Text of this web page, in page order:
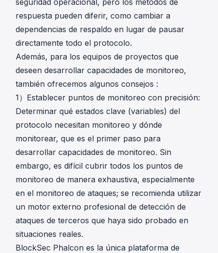
seguridad operacional, pero los métodos de
respuesta pueden diferir, como cambiar a
dependencias de respaldo en lugar de pausar
directamente todo el protocolo.
Además, para los equipos de proyectos que
deseen desarrollar capacidades de monitoreo,
también ofrecemos algunos consejos :
1）Establecer puntos de monitoreo con precisión:
Determinar qué estados clave (variables) del
protocolo necesitan monitoreo y dónde
monitorear, que es el primer paso para
desarrollar capacidades de monitoreo. Sin
embargo, es difícil cubrir todos los puntos de
monitoreo de manera exhaustiva, especialmente
en el monitoreo de ataques; se recomienda utilizar
un motor externo profesional de detección de
ataques de terceros que haya sido probado en
situaciones reales.
BlockSec Phalcon es la única plataforma de